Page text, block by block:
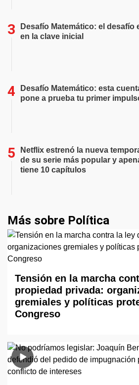
Desafío Matemático: el desafío
en la clave inicial
Desafío Matemático: esta
pone a prueba tu primer
Netflix estrenó la nueva
de su serie más popular y
tiene 10 capítulos
Más sobre Política
Tensión en la marcha
propiedad privada:
gremiales y políticas
Congreso